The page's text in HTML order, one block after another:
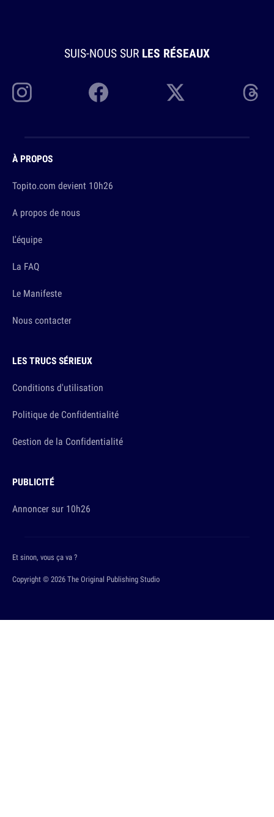
SUIS-NOUS SUR LES RÉSEAUX
À PROPOS
Topito.com devient 10h26
A propos de nous
L'équipe
La FAQ
Le Manifeste
Nous contacter
LES TRUCS SÉRIEUX
Conditions d'utilisation
Politique de Confidentialité
Gestion de la Confidentialité
PUBLICITÉ
Annoncer sur 10h26
Copyright © 2026 The Original Publishing Studio
Et sinon, vous ça va ?